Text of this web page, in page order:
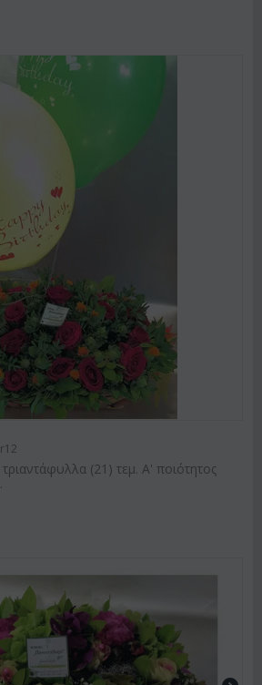
(21) τεμ. Α' ποιότητος